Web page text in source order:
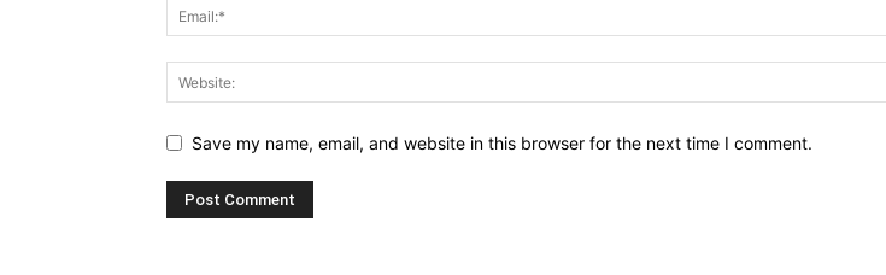
Save my name, email, and website in this browser for the next time I comment.